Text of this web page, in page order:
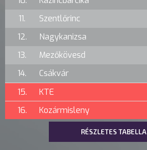
11.
Szentlőrinc
12.
Nagykanizsa
13.
Mezőkövesd
14.
Csákvár
15.
KTE
16.
Kozármisleny
RÉSZLETES TABELLA